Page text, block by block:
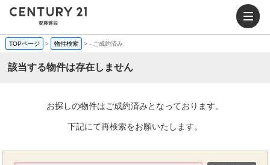
TOPページ > 物件検索 >- ご成約済み
該当する物件は存在しません
お探しの物件はご成約済みとなっております。
下記にて再検索をお願いたします。